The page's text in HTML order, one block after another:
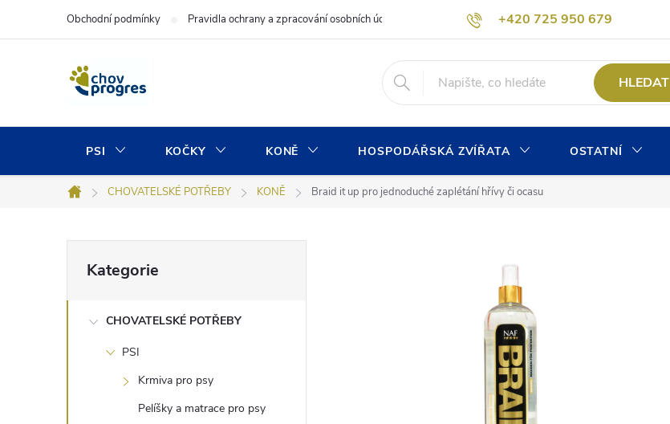
+420 725 950 679
info@chovprogres.cz
Obchodní podmínky Pravidla ochrany a zpracování osobních údajů Formulář pro odstoupení od kupní smlouvy
HLEDAT
PSI KOČKY KONĚ HOSPODÁŘSKÁ ZVÍŘATA OSTATNÍ
Domů
CHOVATELSKÉ POTŘEBY KONĚ Braid it up pro jednoduché zaplétání hřívy či ocasu
o
kategorie
Kategorie
CHOVATELSKÉ POTŘEBY
PSI
Krmiva pro psy
Pelíšky a matrace pro psy